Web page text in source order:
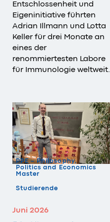
Entschlossenheit und
Eigeninitiative führten
Adrian Illmann und Lotta
Keller für drei Monate an
eines der
renommiertesten Labore
für Immunologie weltweit.
PPE – Philosophy,
Politics and Economics
Master
Studierende
Juni 2026